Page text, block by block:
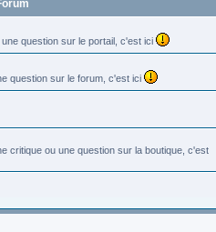
question sur le portail, c'est ici
question sur le forum, c'est ici
critique ou une question sur la boutique, c'est